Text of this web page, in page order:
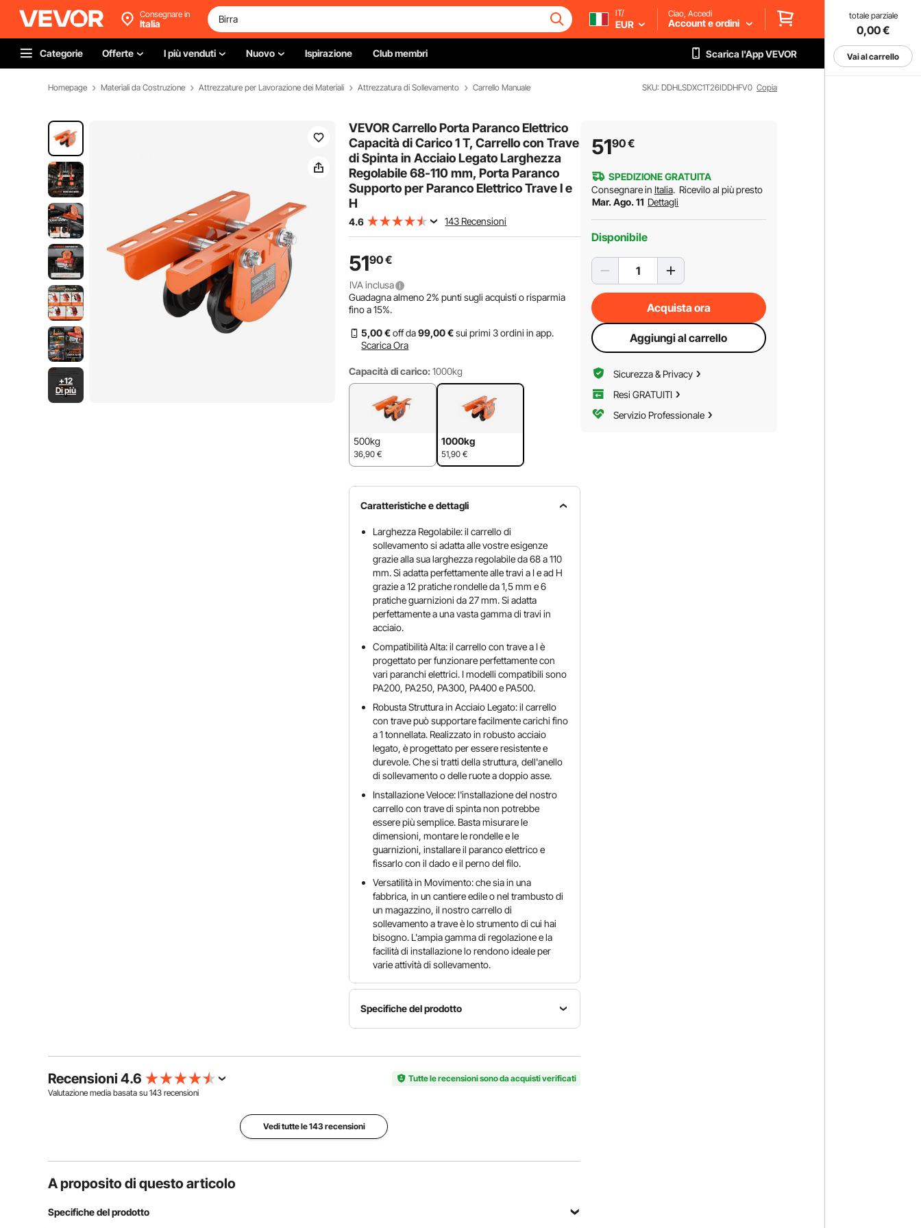
totale parziale
0,00€
Vai al carrello
Consegnare in
Italia
IT/
EUR
Ciao, Accedi
Account e ordini
Categorie Offerte I più venduti Nuovo Ispirazione Club membri Scarica l'App VEVOR
Homepage Materiali da Costruzione Attrezzature per Lavorazione dei Materiali Attrezzatura di Sollevamento Carrello Manuale SKU: DDHLSDXC1T26IDDHFV0 Copia
+12
Di più
VEVOR Carrello Porta Paranco Elettrico
Capacità di Carico 1 T, Carrello con Trave
di Spinta in Acciaio Legato Larghezza
Regolabile 68-110 mm, Porta Paranco
Supporto per Paranco Elettrico Trave I e
H
4.6 143 Recensioni
5190€
IVA inclusa
Guadagna almeno2% punti sugli acquisti o risparmia
fino a15%.
5,00 €off da99,00 €sui primi 3 ordini in app.
Scarica Ora
Capacità di carico: 1000kg
500kg
36,90 €
1000kg
51,90 €
Caratteristiche e dettagli
Larghezza Regolabile: il carrello di
sollevamento si adatta alle vostre esigenze
grazie alla sua larghezza regolabile da 68 a 110
mm. Si adatta perfettamente alle travi a I e ad H
grazie a 12 pratiche rondelle da 1,5 mm e 6
pratiche guarnizioni da 27 mm. Si adatta
perfettamente a una vasta gamma di travi in
acciaio.
Compatibilità Alta: il carrello con trave a I è
progettato per funzionare perfettamente con
vari paranchi elettrici. I modelli compatibili sono
PA200, PA250, PA300, PA400 e PA500.
Robusta Struttura in Acciaio Legato: il carrello
con trave può supportare facilmente carichi fino
a 1 tonnellata. Realizzato in robusto acciaio
legato, è progettato per essere resistente e
durevole. Che si tratti della struttura, dell'anello
di sollevamento o delle ruote a doppio asse.
Installazione Veloce: l'installazione del nostro
carrello con trave di spinta non potrebbe
essere più semplice. Basta misurare le
dimensioni, montare le rondelle e le
guarnizioni, installare il paranco elettrico e
fissarlo con il dado e il perno del filo.
Versatilità in Movimento: che sia in una
fabbrica, in un cantiere edile o nel trambusto di
un magazzino, il nostro carrello di
sollevamento a trave è lo strumento di cui hai
bisogno. L'ampia gamma di regolazione e la
facilità di installazione lo rendono ideale per
varie attività di sollevamento.
Specifiche del prodotto
Numero
articolo
Capacità
2200
regolabile
pollici /
Peso del
prodotto
Recensioni 4.6
Tutte le recensioni sono da acquisti verificati
Valutazione media basata su 143 recensioni
Vedi tutte le 143 recensioni
A proposito di questo articolo
Specifiche del prodotto
5190€
SPEDIZIONE GRATUITA
Consegnare in Italia. Ricevilo al più presto
Mar. Ago. 11 Dettagli
Disponibile
Acquista ora
Aggiungi al carrello
Sicurezza & Privacy
Resi GRATUITI
Servizio Professionale